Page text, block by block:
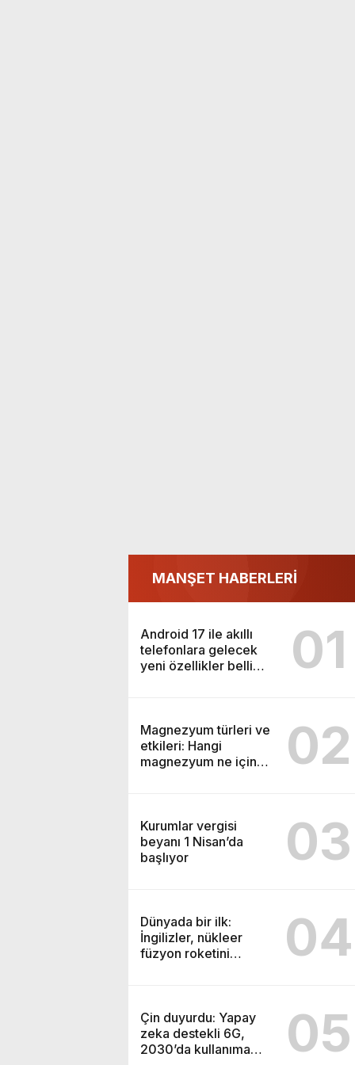
MANŞET HABERLERİ
Android 17 ile akıllı
telefonlara gelecek
yeni özellikler belli
01
Magnezyum türleri ve
etkileri: Hangi
magnezyum ne için
02
Kurumlar vergisi
beyanı 1 Nisan’da
başlıyor
03
Dünyada bir ilk:
İngilizler, nükleer
füzyon roketini
04
Çin duyurdu: Yapay
zeka destekli 6G,
2030’da kullanıma
05